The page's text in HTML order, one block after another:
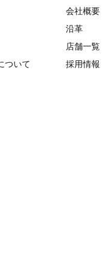
ついて
会社概要
沿革
店舗一覧
採用情報